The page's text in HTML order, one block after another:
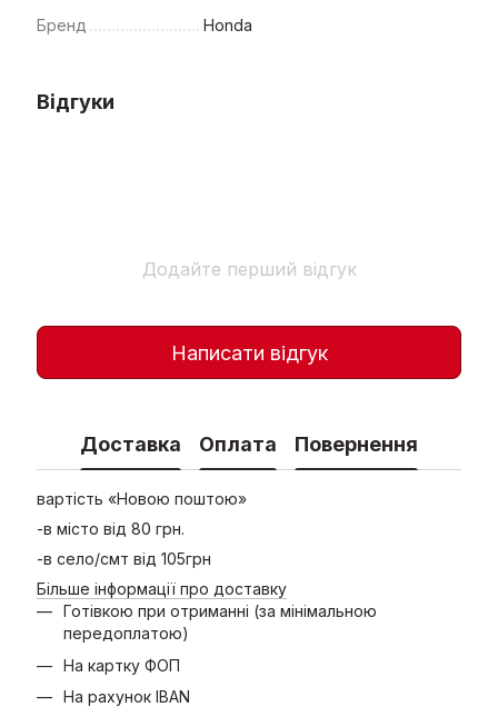
Бренд Honda
Відгуки
Додайте перший відгук
Написати відгук
Доставка Оплата Повернення
вартість «Новою поштою»
-в місто від 80 грн.
-в село/смт від 105грн
Більше інформації про доставку
Готівкою при отриманні (за мінімальною
передоплатою)
На картку ФОП
На рахунок IBAN